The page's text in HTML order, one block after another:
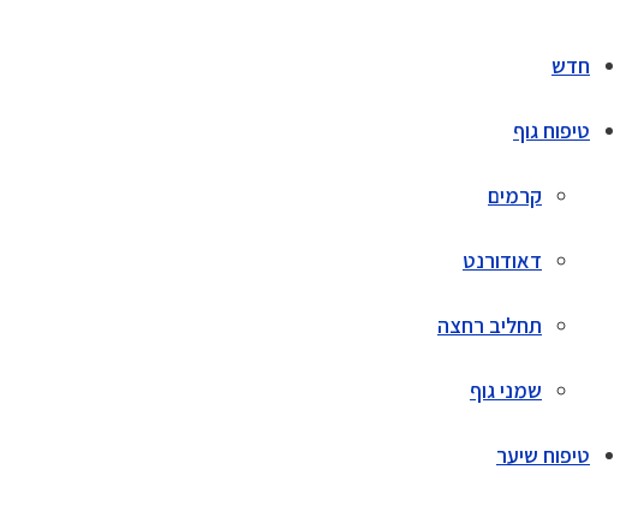
חדש
טיפוח גוף
קרמים
דאודורנט
תחליב רחצה
שמני גוף
טיפוח שיער